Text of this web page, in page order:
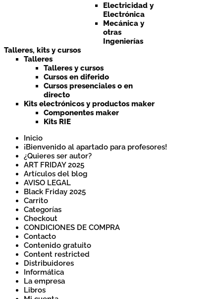
Electricidad y
Electrónica
Mecánica y
otras
Ingenierías
Talleres, kits y cursos
Talleres
Talleres y cursos
Cursos en diferido
Cursos presenciales o en
directo
Kits electrónicos y productos maker
Componentes maker
Kits RIE
Inicio
¡Bienvenido al apartado para profesores!
¿Quieres ser autor?
ART FRIDAY 2025
Artículos del blog
AVISO LEGAL
Black Friday 2025
Carrito
Categorías
Checkout
CONDICIONES DE COMPRA
Contacto
Contenido gratuito
Content restricted
Distribuidores
Informática
La empresa
Libros